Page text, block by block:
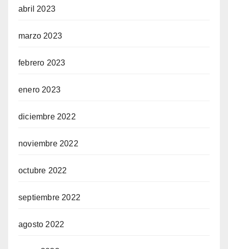
abril 2023
marzo 2023
febrero 2023
enero 2023
diciembre 2022
noviembre 2022
octubre 2022
septiembre 2022
agosto 2022